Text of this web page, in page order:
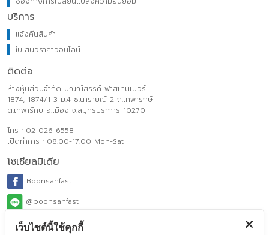
บริการ
แจ้งคืนสินค้า
ใบเสนอราคาออนไลน์
ติดต่อ
ห้างหุ้นส่วนจำกัด บุณณ์สรรค์ ฟาสเทนเนอร์
1874, 1874/1-3 ม.4 ซ.นารายณ์ 2 ถ.เทพารักษ์
ต.เทพารักษ์ อ.เมือง จ.สมุทรปราการ 10270
โทร : 02-026-6558
เปิดทำการ : 08.00-17.00 Mon-Sat
โซเชียลมิเดีย
Boonsanfast
@boonsanfast
www.boonsanfasteners.com
เว็บไซต์นี้ใช้คุกกี้